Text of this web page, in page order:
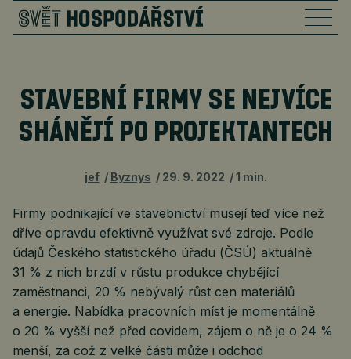
STAVEBNÍ FIRMY SE NEJVÍCE
SHÁNĚJÍ PO PROJEKTANTECH
jef Byznys 29. 9. 2022 1 min.
Firmy podnikající ve stavebnictví musejí teď více než
dříve opravdu efektivně využívat své zdroje. Podle
údajů Českého statistického úřadu (ČSÚ) aktuálně
31 % z nich brzdí v růstu produkce chybějící
zaměstnanci, 20 % nebývalý růst cen materiálů
a energie. Nabídka pracovních míst je momentálně
o 20 % vyšší než před covidem, zájem o ně je o 24 %
menší, za což z velké části může i odchod